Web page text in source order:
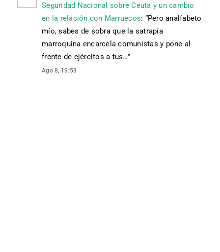
Seguridad Nacional sobre Ceuta y un cambio
en la relación con Marruecos: “Pero analfabeto
mío, sabes de sobra que la satrapía
marroquina encarcela comunistas y pone al
frente de ejércitos a tus…”
Ago 8, 19:53